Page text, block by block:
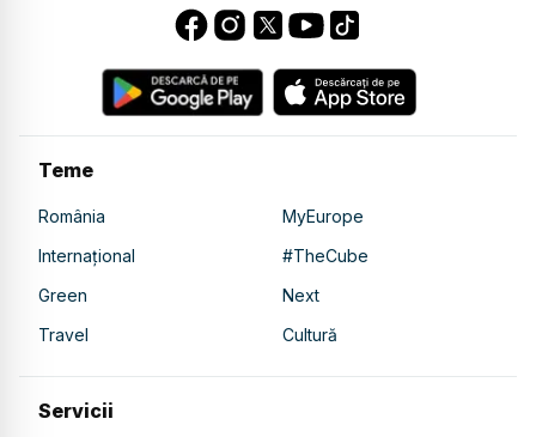
Teme
România
MyEurope
Internațional
#TheCube
Green
Next
Travel
Cultură
Servicii